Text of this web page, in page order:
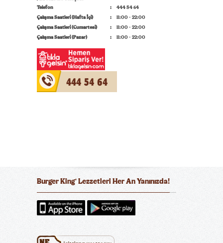
Telefon
444 54 64
Çalışma Saatleri (Hafta İçi)
11:00 - 22:00
Çalışma Saatleri (Cumartesi)
11:00 - 22:00
Çalışma Saatleri (Pazar)
11:00 - 22:00
444 54 64
Burger King® Lezzetleri Her An Yanınızda!